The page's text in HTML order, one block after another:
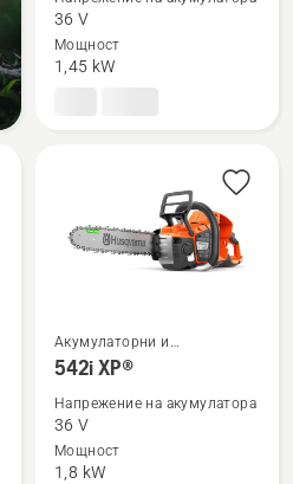
за
535i
36 V
Мощност
1,45 kW
Вижте
повече
подробности
за
542i
Акумулаторни и
електрически верижни
триони
542i XP®
Напрежение на акумулатора
36 V
Мощност
1,8 kW